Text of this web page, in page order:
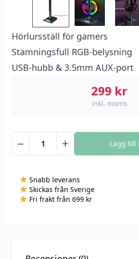
Hörlursställ för gamers
Stämningsfull RGB-belysning
USB-hubb & 3.5mm AUX-port
299 kr
inkl. moms
−
Hörlurställ+ Lägg till
Snabb leverans
Skickas från Sverige
Fri frakt från 699 kr